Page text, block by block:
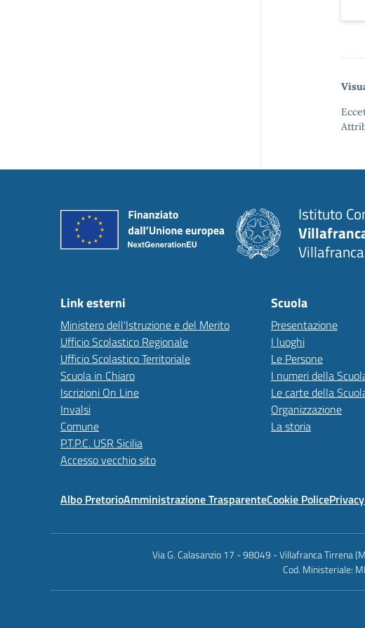
Istituto
Link esterni
Ministero dell'Istruzione e del Merito
Ufficio Scolastico Regionale
Ufficio Scolastico Territoriale
Scuola in Chiaro
Iscrizioni On Line
Invalsi
Comune
P.T.P.C. USR Sicilia
Accesso vecchio sito
Scuola
Presentazione
I luoghi
Le Persone
I numeri della
Le carte della
Organizzazione
La storia
Albo PretorioAmministrazione TrasparenteCookie Police
Via G. Calasanzio 17 - 98049 - Villafranca Tirrena
Cod. Ministeriale: